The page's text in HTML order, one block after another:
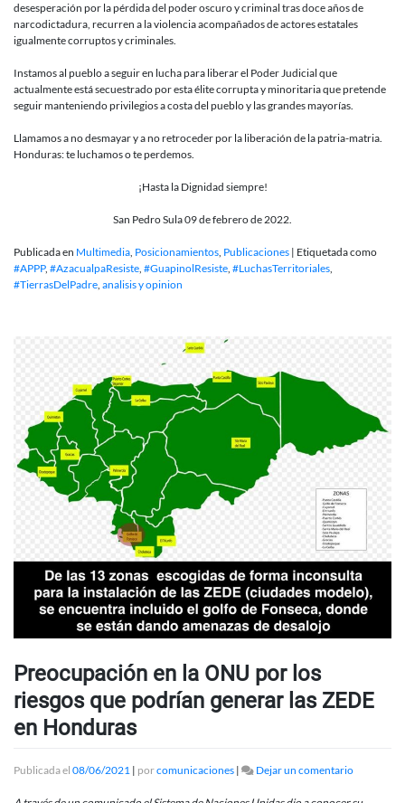
desesperación por la pérdida del poder oscuro y criminal tras doce años de
narcodictadura, recurren a la violencia acompañados de actores estatales
igualmente corruptos y criminales.
Instamos al pueblo a seguir en lucha para liberar el Poder Judicial que
actualmente está secuestrado por esta élite corrupta y minoritaria que pretende
seguir manteniendo privilegios a costa del pueblo y las grandes mayorías.
Llamamos a no desmayar y a no retroceder por la liberación de la patria-matria.
Honduras: te luchamos o te perdemos.
¡Hasta la Dignidad siempre!
San Pedro Sula 09 de febrero de 2022.
Publicada en Multimedia, Posicionamientos, Publicaciones | Etiquetada como
#APPP, #AzacualpaResiste, #GuapinolResiste, #LuchasTerritoriales,
#TierrasDelPadre, analisis y opinion
Preocupación en la ONU por los
riesgos que podrían generar las ZEDE
en Honduras
Publicada el 08/06/2021 | porcomunicaciones | Dejar un comentarioen